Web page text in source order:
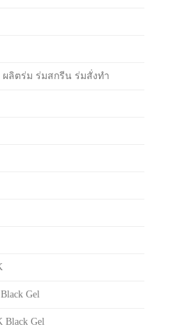
ผลิตร่ม ร่มสกรีน ร่มสั่งทำ
Gel
Black Gel